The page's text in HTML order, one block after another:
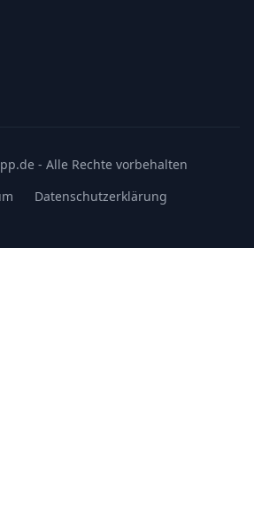
- Alle Rechte vorbehalten
Datenschutzerklärung